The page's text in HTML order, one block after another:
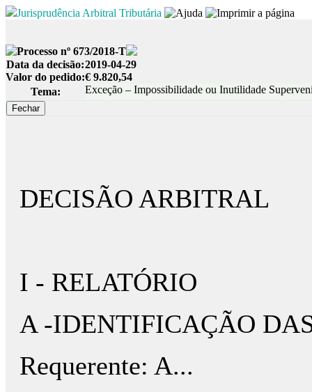
Jurisprudência Arbitral Tributária
Processo nº 673/2018-T
Data da decisão:2019-04-29
Valor do pedido:€ 9.820,54
Tema:
Exceção – Impossibilidade ou Inutilidade
DECISÃO ARBITRAL
I - RELATÓRIO
A -IDENTIFICAÇÃO
Requerente: A...